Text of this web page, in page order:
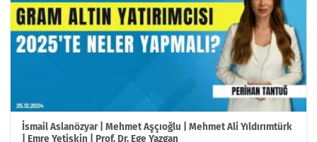
İsmail Aslanözyar | Mehmet Aşçıoğlu | Mehmet Ali Yıldırımtürk
| Emre Yetişkin | Prof. Dr. Ege Yazgan